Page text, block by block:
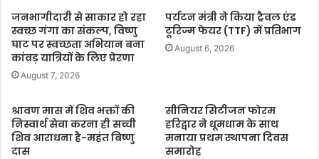
जनभागीदारी से साकार हो रहा
स्वच्छ गंगा का संकल्प, विष्णु
घाट पर स्वच्छता अभियान बना
कांवड़ यात्रियों के लिए प्रेरणा
August 7, 2026
पर्यटन मंत्री ने किया ट्रैवल एंड
टूरिज्म फेयर (TTF) में प्रतिभाग
August 6, 2026
श्रावण मास में शिव भक्तों की
निस्वार्थ सेवा करना ही सच्ची
शिव आराधना है-महंत बिष्णु
दास
सीनियर सिटीजन फोरम
हरिद्वार ने धूमधाम के साथ
मनाया प्रथम स्थापना दिवस
समारोह